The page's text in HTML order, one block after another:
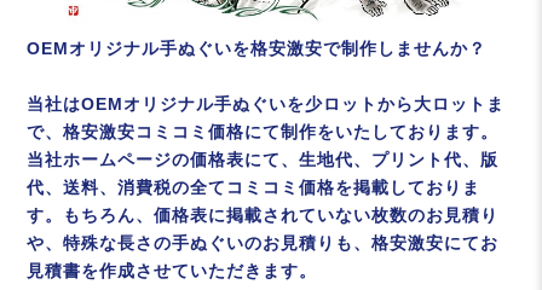
OEMオリジナル手ぬぐいを格安激安で制作しませんか？
当社はOEMオリジナル手ぬぐいを少ロットから大ロットま
で、格安激安コミコミ価格にて制作をいたしております。
当社ホームページの価格表にて、生地代、プリント代、版
代、送料、消費税の全てコミコミ価格を掲載しておりま
す。もちろん、価格表に掲載されていない枚数のお見積り
や、特殊な長さの手ぬぐいのお見積りも、格安激安にてお
見積書を作成させていただきます。